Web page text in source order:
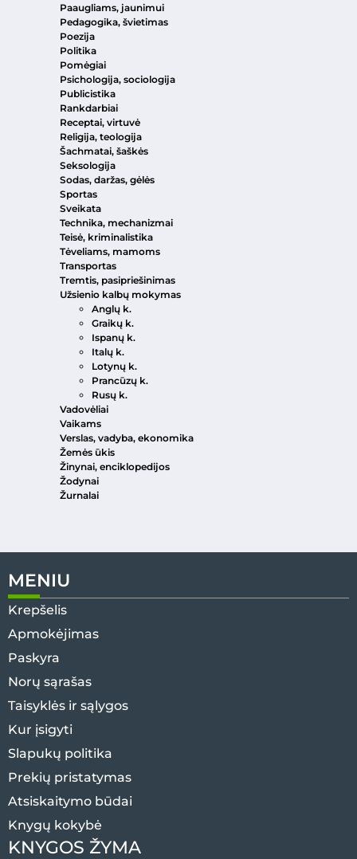
Paaugliams, jaunimui
Pedagogika, švietimas
Poezija
Politika
Pomėgiai
Psichologija, sociologija
Publicistika
Rankdarbiai
Receptai, virtuvė
Religija, teologija
Šachmatai, šaškės
Seksologija
Sodas, daržas, gėlės
Sportas
Sveikata
Technika, mechanizmai
Teisė, kriminalistika
Tėveliams, mamoms
Transportas
Tremtis, pasipriešinimas
Užsienio kalbų mokymas
Anglų k.
Graikų k.
Ispanų k.
Italų k.
Lotynų k.
Prancūzų k.
Rusų k.
Vadovėliai
Vaikams
Verslas, vadyba, ekonomika
Žemės ūkis
Žinynai, enciklopedijos
Žodynai
Žurnalai
MENIU
Krepšelis
Apmokėjimas
Paskyra
Norų sąrašas
Taisyklės ir sąlygos
Kur įsigyti
Slapukų politika
Prekių pristatymas
Atsiskaitymo būdai
Knygų kokybė
KNYGOS ŽYMA